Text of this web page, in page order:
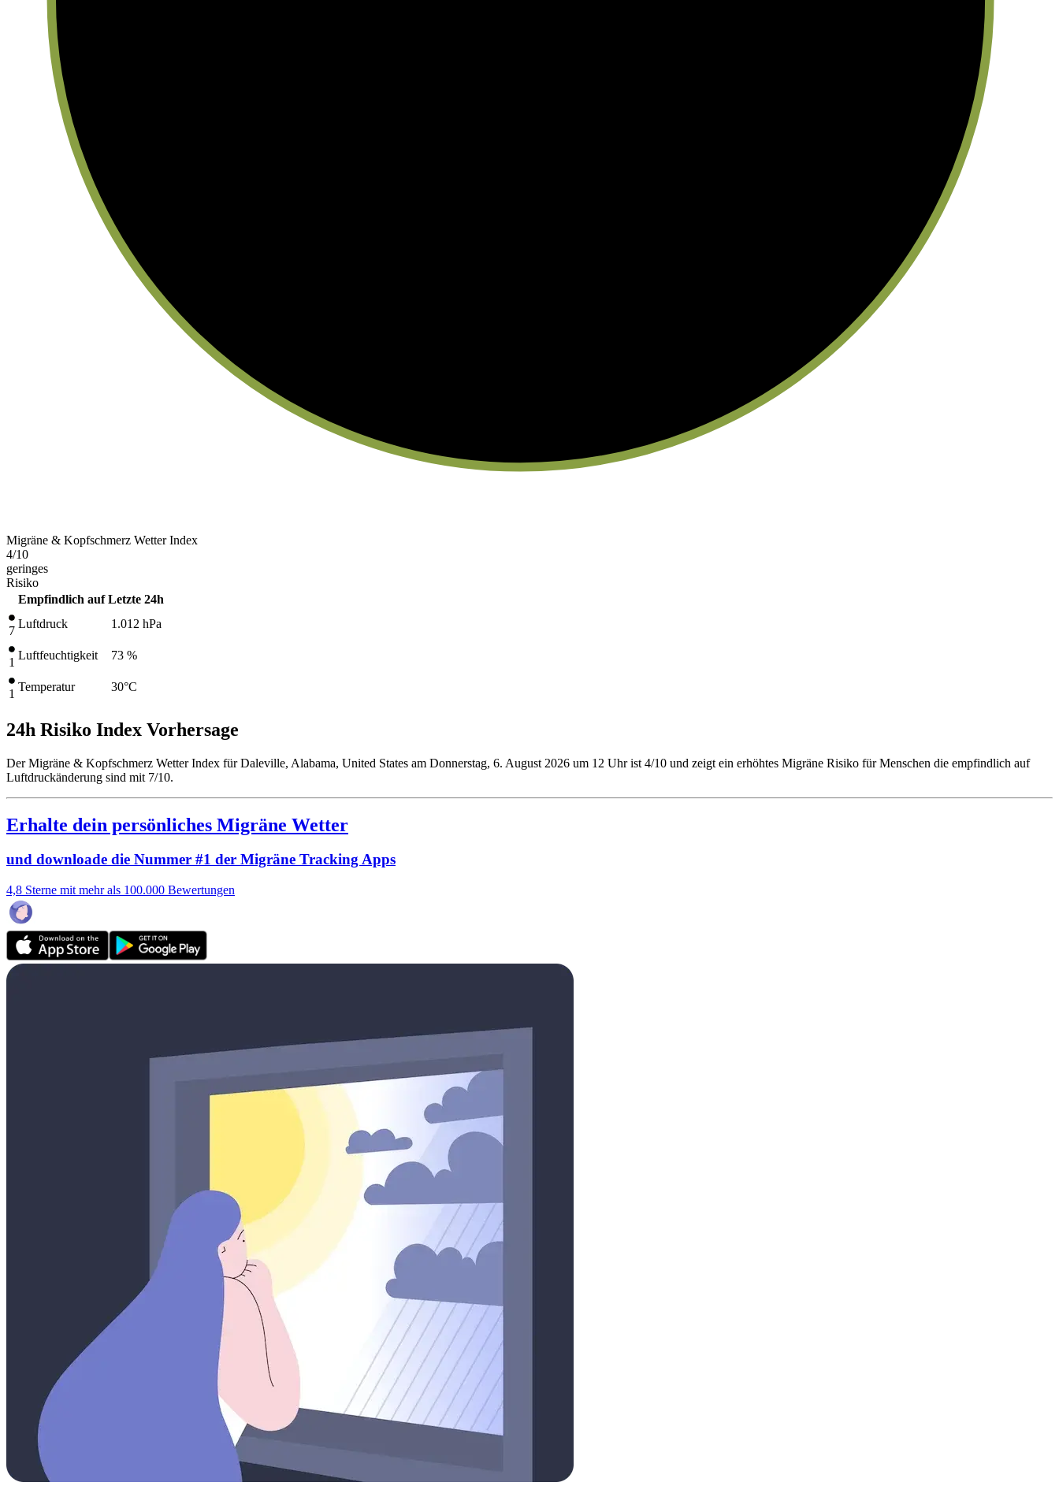
Migräne & Kopfschmerz Wetter Index
4/10
geringes
Risiko
Empfindlich auf Letzte 24h
7
Luftdruck 1.012 hPa
1
Luftfeuchtigkeit 73 %
1
Temperatur 30°C
24h Risiko Index Vorhersage
Der Migräne & Kopfschmerz Wetter Index für Daleville, Alabama, United States am Donnerstag, 6. August 2026 um 12 Uhr ist 4/10 und zeigt ein erhöhtes Migräne Risiko für Menschen die empfindlich auf
Luftdruckänderung sind mit 7/10.
Erhalte dein persönliches Migräne Wetter
und downloade die Nummer #1 der Migräne Tracking Apps
4,8 Sterne mit mehr als 100.000 Bewertungen